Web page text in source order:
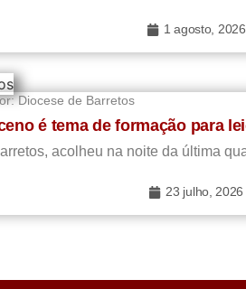
1 agosto, 2026
Diocese de Barretos
é tema de formação para
acolheu na noite da última
23 julho, 2026